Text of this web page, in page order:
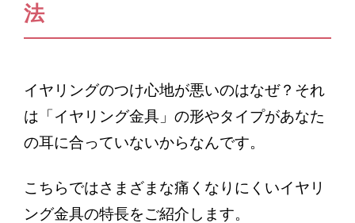
お問い合わせ
最新情報
ブログ
法
イヤリングのつけ心地が悪いのはなぜ？それ
は「イヤリング金具」の形やタイプがあなた
の耳に合っていないからなんです。
こちらではさまざまな痛くなりにくいイヤリ
ング金具の特長をご紹介します。